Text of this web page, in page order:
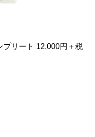
プリート 12,000円＋税